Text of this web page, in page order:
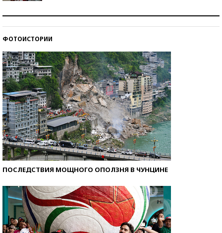
ФОТОИСТОРИИ
ПОСЛЕДСТВИЯ МОЩНОГО ОПОЛЗНЯ В ЧУНЦИНЕ